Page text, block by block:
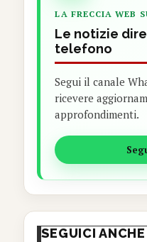
LA FRECCIA WEB
Le notizie
telefono
Segui il canale
ricevere
approfondimenti.
SEGUICI